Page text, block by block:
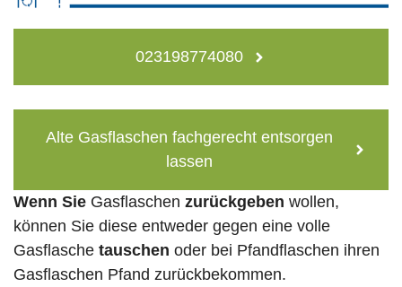
023198774080
Alte Gasflaschen fachgerecht entsorgen
lassen
Wenn Sie Gasflaschen zurückgeben wollen,
können Sie diese entweder gegen eine volle
Gasflasche tauschen oder bei Pfandflaschen ihren
Gasflaschen Pfand zurückbekommen.